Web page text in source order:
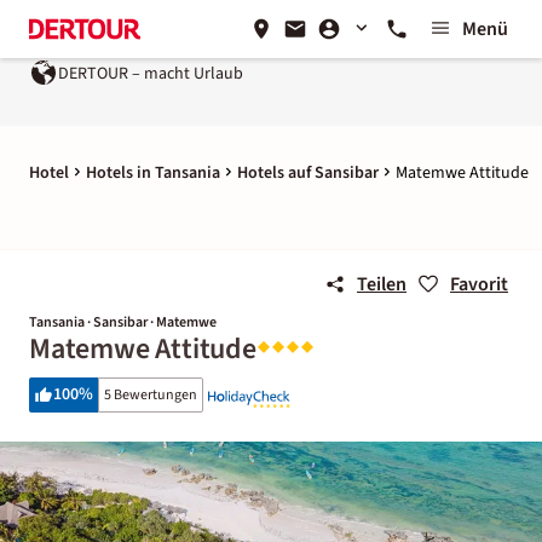
Menü
DERTOUR – macht Urlaub
Hotel Hotels in Tansania Hotels auf Sansibar Matemwe Attitude
Teilen Favorit
Tansania · Sansibar · Matemwe
Matemwe Attitude
100% 5 Bewertungen